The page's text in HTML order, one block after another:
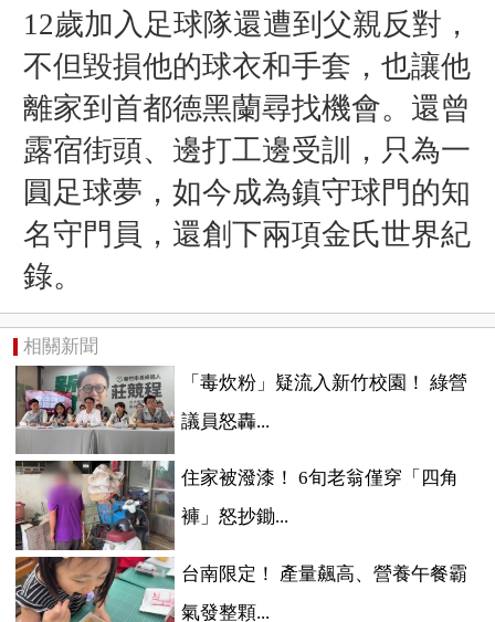
12歲加入足球隊還遭到父親反對，
不但毀損他的球衣和手套，也讓他
離家到首都德黑蘭尋找機會。還曾
露宿街頭、邊打工邊受訓，只為一
圓足球夢，如今成為鎮守球門的知
名守門員，還創下兩項金氏世界紀
錄。
相關新聞
「毒炊粉」疑流入新竹校園！ 綠營
議員怒轟...
住家被潑漆！ 6旬老翁僅穿「四角
褲」怒抄鋤...
台南限定！ 產量飆高、營養午餐霸
氣發整顆...